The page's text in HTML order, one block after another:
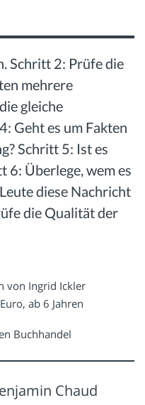
Schritt 2: Prüfe die
mehrere
gleiche
Geht es um Fakten
Schritt 5: Ist es
6: Überlege, wem es
diese Nachricht
die Qualität der
von Ingrid Ickler
ab 6 Jahren
Buchhandel
Chaud